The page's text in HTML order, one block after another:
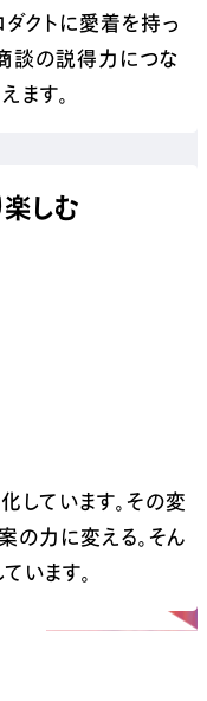
クトに愛着を持っ
談の説得力につな
ます。
しむ
しています。その変
の力に変える。そん
います。